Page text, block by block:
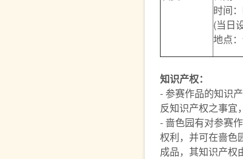
时间
(当日
地点
知识产权：
- 参赛作品的知识
反知识产权之事宜
- 啬色园有对参赛
权利，并可在啬色
成品，其知识产权